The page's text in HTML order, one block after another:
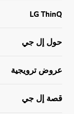
LG ThinQ
حول إل جي
عروض ترويجية
قصة إل جي